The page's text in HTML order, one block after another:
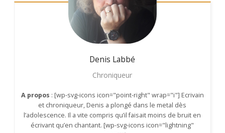
Denis Labbé
Chroniqueur
A propos : [wp-svg-icons icon="point-right" wrap="i"] Ecrivain
et chroniqueur, Denis a plongé dans le metal dès
l’adolescence. Il a vite compris qu’il faisait moins de bruit en
écrivant qu’en chantant. [wp-svg-icons icon="lightning"